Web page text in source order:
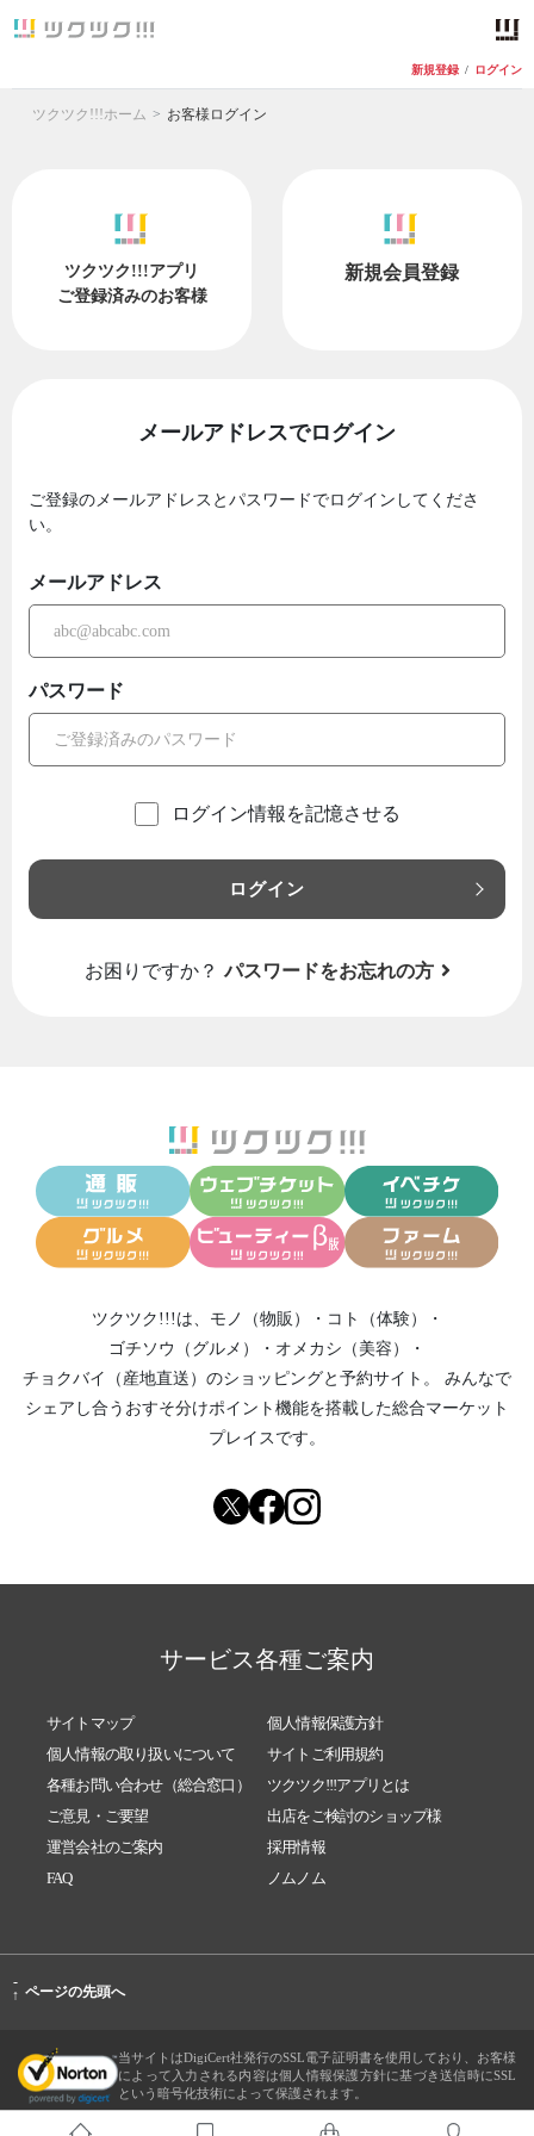
新規登録 / ログイン
ツクツク!!!ホーム お客様ログイン
ツクツク!!!アプリ
ご登録済みのお客様
新規会員登録
メールアドレスでログイン
ご登録のメールアドレスとパスワードでログインしてくださ
い。
メールアドレス
パスワード
ログイン情報を記憶させる
ログイン
お困りですか？ パスワードをお忘れの方
ツクツク!!!は、 モノ（物販） ・ コト（体験）
・
ゴチソウ（グルメ）
・ オメカシ（美容）
・
チョクバイ（産地直送） のショッピングと予約サイト。
みんなで
シェアし合う おすそ分けポイント機能を搭載した総合マーケット
プレイスです。
サービス各種ご案内
サイトマップ
個人情報保護方針
個人情報の取り扱いについて
サイトご利用規約
各種お問い合わせ（総合窓口）
ツクツク!!!アプリとは
ご意見・ご要望
出店をご検討のショップ様
運営会社のご案内
採用情報
FAQ
ノムノム
-
↑ ページの先頭へ
当サイトはDigiCert社発行のSSL電子証明書を使用しており、お客様
によって入力される内容は個人情報保護方針に基づき送信時にSSL
という暗号化技術によって保護されます。